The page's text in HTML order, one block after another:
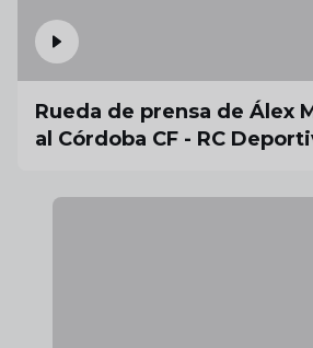
Rueda de prensa de Álex
al Córdoba CF - RC